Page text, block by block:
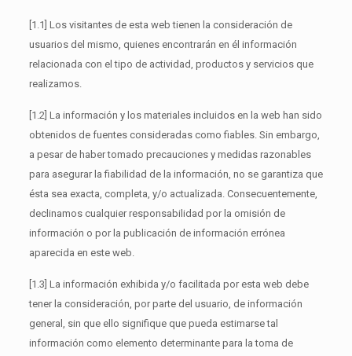
[1.1] Los visitantes de esta web tienen la consideración de
usuarios del mismo, quienes encontrarán en él información
relacionada con el tipo de actividad, productos y servicios que
realizamos.
[1.2] La información y los materiales incluidos en la web han sido
obtenidos de fuentes consideradas como fiables. Sin embargo,
a pesar de haber tomado precauciones y medidas razonables
para asegurar la fiabilidad de la información, no se garantiza que
ésta sea exacta, completa, y/o actualizada. Consecuentemente,
declinamos cualquier responsabilidad por la omisión de
información o por la publicación de información errónea
aparecida en este web.
[1.3] La información exhibida y/o facilitada por esta web debe
tener la consideración, por parte del usuario, de información
general, sin que ello signifique que pueda estimarse tal
información como elemento determinante para la toma de